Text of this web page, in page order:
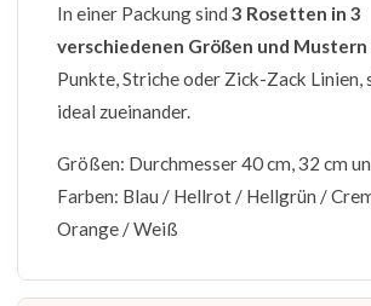
In einer Packung sind 3 Rosetten in 3
verschiedenen Größen und Mustern
Punkte, Striche oder Zick-Zack Linien,
ideal zueinander.
Größen: Durchmesser 40 cm, 32 cm
Farben: Blau / Hellrot / Hellgrün /
Orange / Weiß